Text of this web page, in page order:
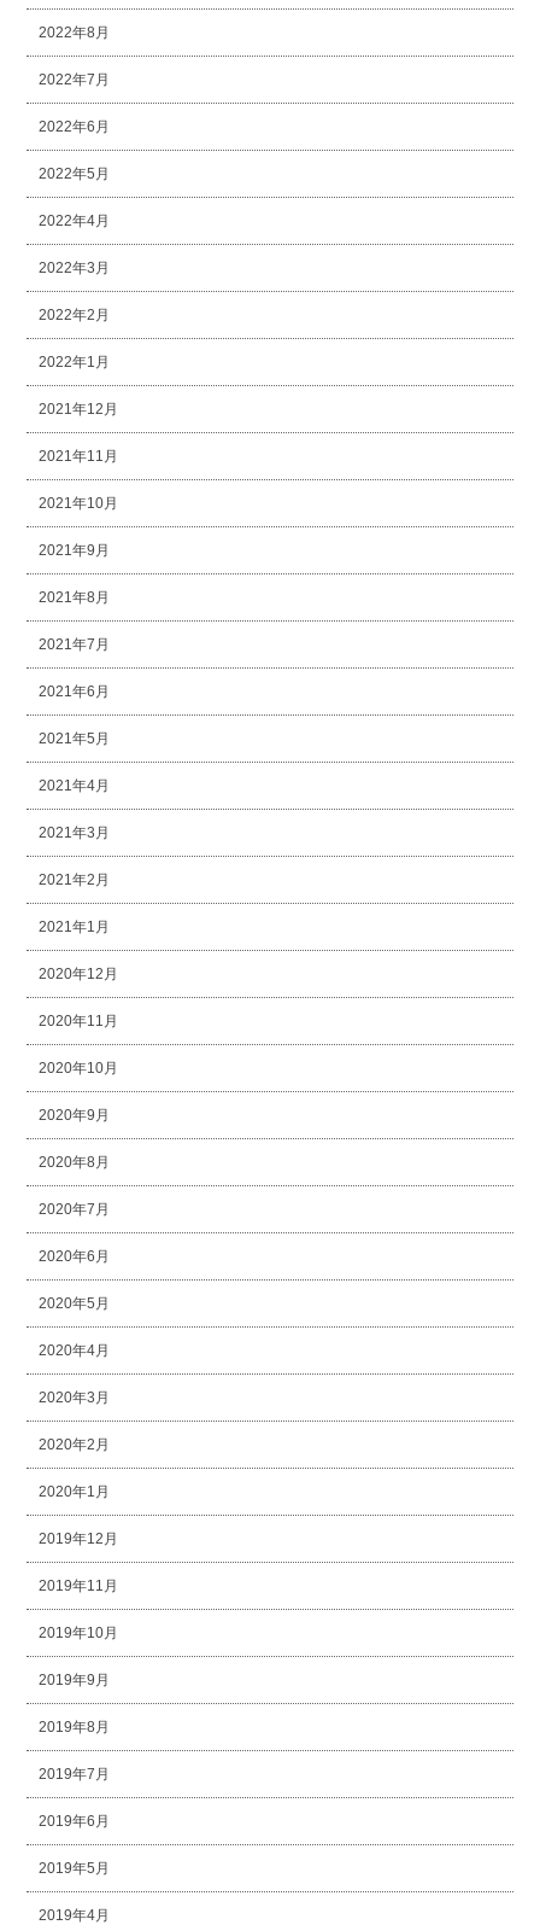
2022年8月
2022年7月
2022年6月
2022年5月
2022年4月
2022年3月
2022年2月
2022年1月
2021年12月
2021年11月
2021年10月
2021年9月
2021年8月
2021年7月
2021年6月
2021年5月
2021年4月
2021年3月
2021年2月
2021年1月
2020年12月
2020年11月
2020年10月
2020年9月
2020年8月
2020年7月
2020年6月
2020年5月
2020年4月
2020年3月
2020年2月
2020年1月
2019年12月
2019年11月
2019年10月
2019年9月
2019年8月
2019年7月
2019年6月
2019年5月
2019年4月